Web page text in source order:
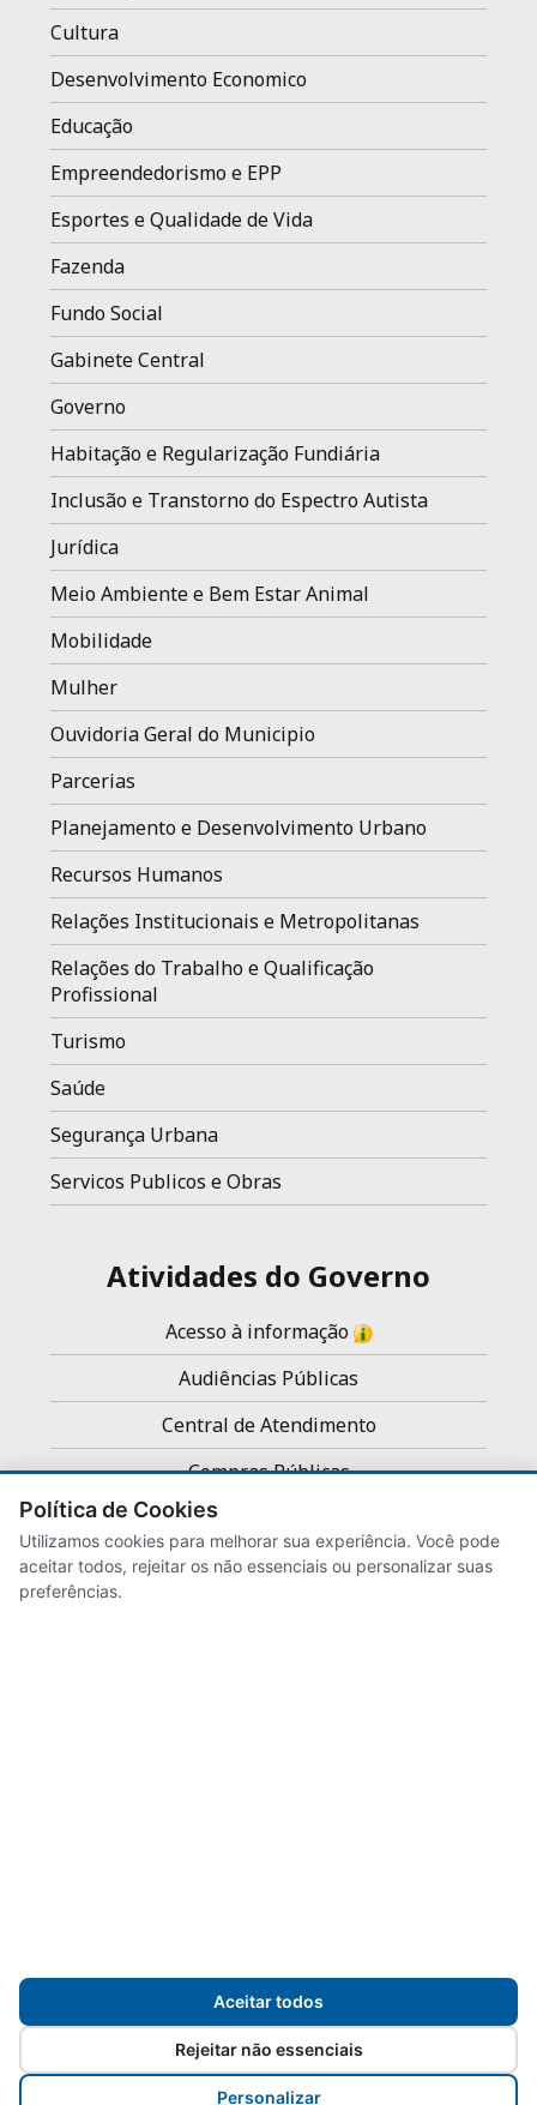
Cultura
Desenvolvimento Economico
Educação
Empreendedorismo e EPP
Esportes e Qualidade de Vida
Fazenda
Fundo Social
Gabinete Central
Governo
Habitação e Regularização Fundiária
Inclusão e Transtorno do Espectro Autista
Jurídica
Meio Ambiente e Bem Estar Animal
Mobilidade
Mulher
Ouvidoria Geral do Municipio
Parcerias
Planejamento e Desenvolvimento Urbano
Recursos Humanos
Relações Institucionais e Metropolitanas
Relações do Trabalho e Qualificação
Profissional
Turismo
Saúde
Segurança Urbana
Servicos Publicos e Obras
Atividades do Governo
Acesso à informação
Audiências Públicas
Central de Atendimento
Compras Públicas
Concursos e Processos Seletivos
Noticias
Desenvolvido paraPrefeitura de Sorocaba
servidores da
Política de Cookies
Utilizamos cookies para melhorar sua experiência. Você pode
aceitar todos, rejeitar os não essenciais ou personalizar suas
preferências.
Aceitar todos
Rejeitar não essenciais
Personalizar